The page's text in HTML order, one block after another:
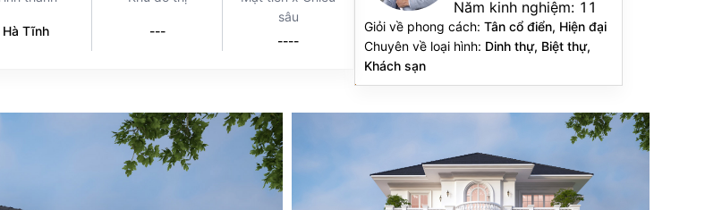
Hà Tĩnh ---
sâu
----
Năm kinh nghiệm: 11
Giỏi về phong cách: Tân cổ điển, Hiện đại
Chuyên về loại hình: Dinh thự, Biệt thự,
Khách sạn